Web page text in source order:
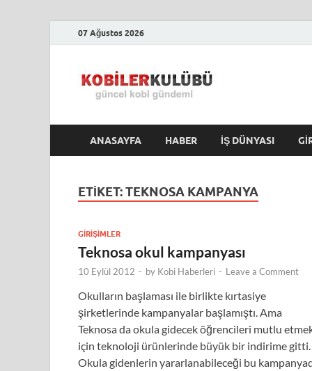
07 Ağustos 2026
ANASAYFA HABER İŞ DÜNYASI
ETIKET:TEKNOSA KAMPANYA
GIRIŞIMLER
Teknosa okul kampanyası
10 Eylül 2012 - by Kobi Haberleri - Leave a Comment
Okulların başlaması ile birlikte kırtasiye
şirketlerinde kampanyalar başlamıştı. Ama
Teknosa da okula gidecek öğrencileri mutlu
için teknoloji ürünlerinde büyük bir indirime gitti.
Okula gidenlerin yararlanabileceği bu